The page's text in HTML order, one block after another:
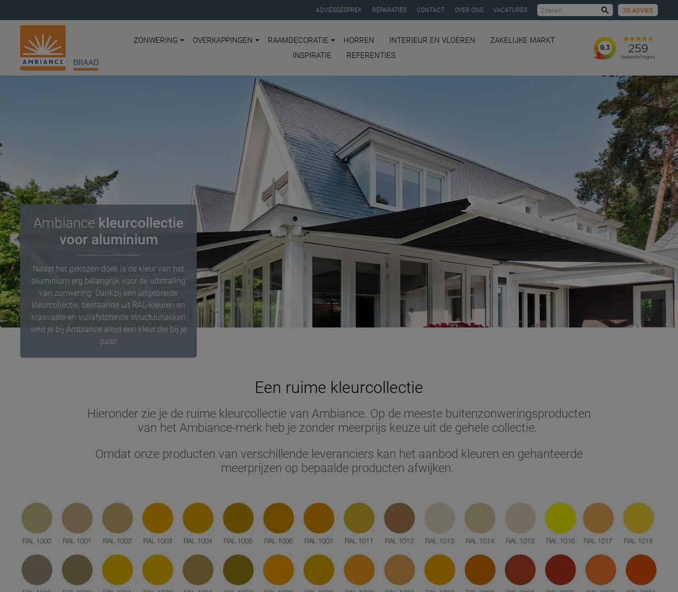
ADVIESGESPREK REPARATIES CONTACT OVER ONS VACATURES Zoeken3D ADVIES
BRAAD
ZONWERING OVERKAPPINGEN RAAMDECORATIE HORREN INTERIEUR EN VLOEREN
ZAKELIJKE MARKT
INSPIRATIE
REFERENTIES
Ambiance kleurcollectie
voor aluminium
Naast het gekozen doek is de kleur van het
aluminium erg belangrijk voor de uitstraling
van zonwering. Dankzij een uitgebreide
kleurcollectie, bestaande uit RAL-kleuren en
krasvaste en vuilafstotende structuurlakken
vind je bij Ambiance altijd een kleur die bij je
past!
Een ruime kleurcollectie
Hieronder zie je de ruime kleurcollectie van Ambiance. Op de meeste buitenzonweringsproducten
van het Ambiance-merk heb je zonder meerprijs keuze uit de gehele collectie.
Omdat onze producten van verschillende leveranciers kan het aanbod kleuren en gehanteerde
meerprijzen op bepaalde producten afwijken.